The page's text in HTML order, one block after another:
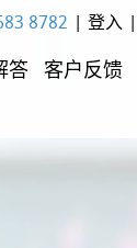
8782 | 登入 |
答 客户反馈